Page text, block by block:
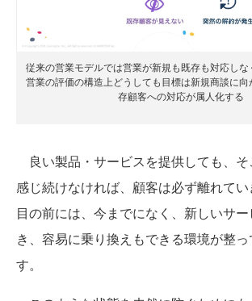
従来の営業モデルでは営業が新規も既存も対応しな
営業の評価の構造上どうしても目標は新規商談に
存顧客への対応が属人化する
良い製品・サービスを提供しても、
感じ続けなければ、顧客は必ず離れて
目の前には、今までになく、新しいサ
き、容易に乗り換えもできる環境が整
す。